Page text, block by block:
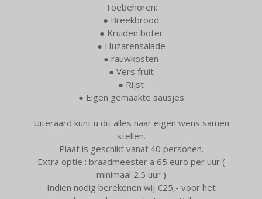
Toebehoren:
● Breekbrood
● Kruiden boter
● Huzarensalade
● rauwkosten
● Vers fruit
● Rijst
● Eigen gemaakte sausjes
Uiteraard kunt u dit alles naar eigen wens samen
stellen.
Plaat is geschikt vanaf 40 personen.
Extra optie : braadmeester a 65 euro per uur (
minimaal 2.5 uur )
Indien nodig berekenen wij €25,- voor het